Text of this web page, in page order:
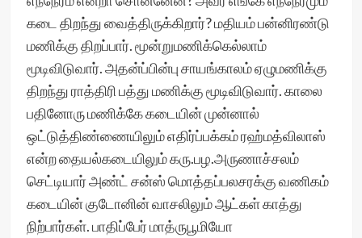
கடை திறந்து வைத்திருக்கிறார்? மதியம் பன்னிரண்டு
மணிக்கு திறப்பார். மூன்றுமணிக்கெல்லாம்
மூடிவிடுவார். அதன்ப்பின்பு சாயங்காலம் ஏழுமணிக்கு
திறந்து ராத்திரி பத்து மணிக்கு மூடிவிடுவார். காலை
பதினோரு மணிக்கே கடையின் முன்னால்
ஒட்டுத்திண்ணையிலும் எதிர்ப்பக்கம் ரஹ்மத்விலாஸ்
என்ற தையல்கடையிலும் கரு.பழ.அருணாச்சலம்
செட்டியார் அண்ட் சன்ஸ் மொத்தப்பலசரக்கு வணிகம்
கடையின் குடோனின் வாசலிலும் ஆட்கள் காத்து
நிற்பார்கள். பாதிப்பேர் மாத்ருபூமியோ